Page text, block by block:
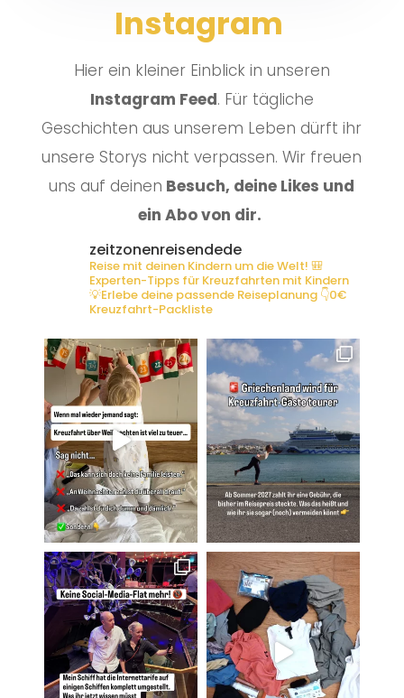
Instagram
Hier ein kleiner Einblick in unseren
Instagram Feed. Für tägliche
Geschichten aus unserem Leben dürft ihr
unsere Storys nicht verpassen. Wir freuen
uns auf deinen Besuch, deine Likes und
ein Abo von dir.
zeitzonenreisendede
Reise mit deinen Kindern um die Welt! 🎒
Experten-Tipps für Kreuzfahrten mit Kindern
💡Erlebe deine passende Reiseplanung 👇0€
Kreuzfahrt-Packliste